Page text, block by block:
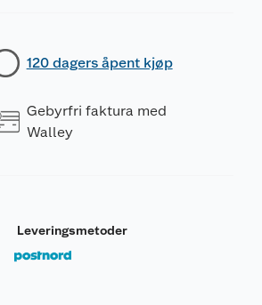
120 dagers åpent kjøp
Gebyrfri faktura med
Walley
Leveringsmetoder